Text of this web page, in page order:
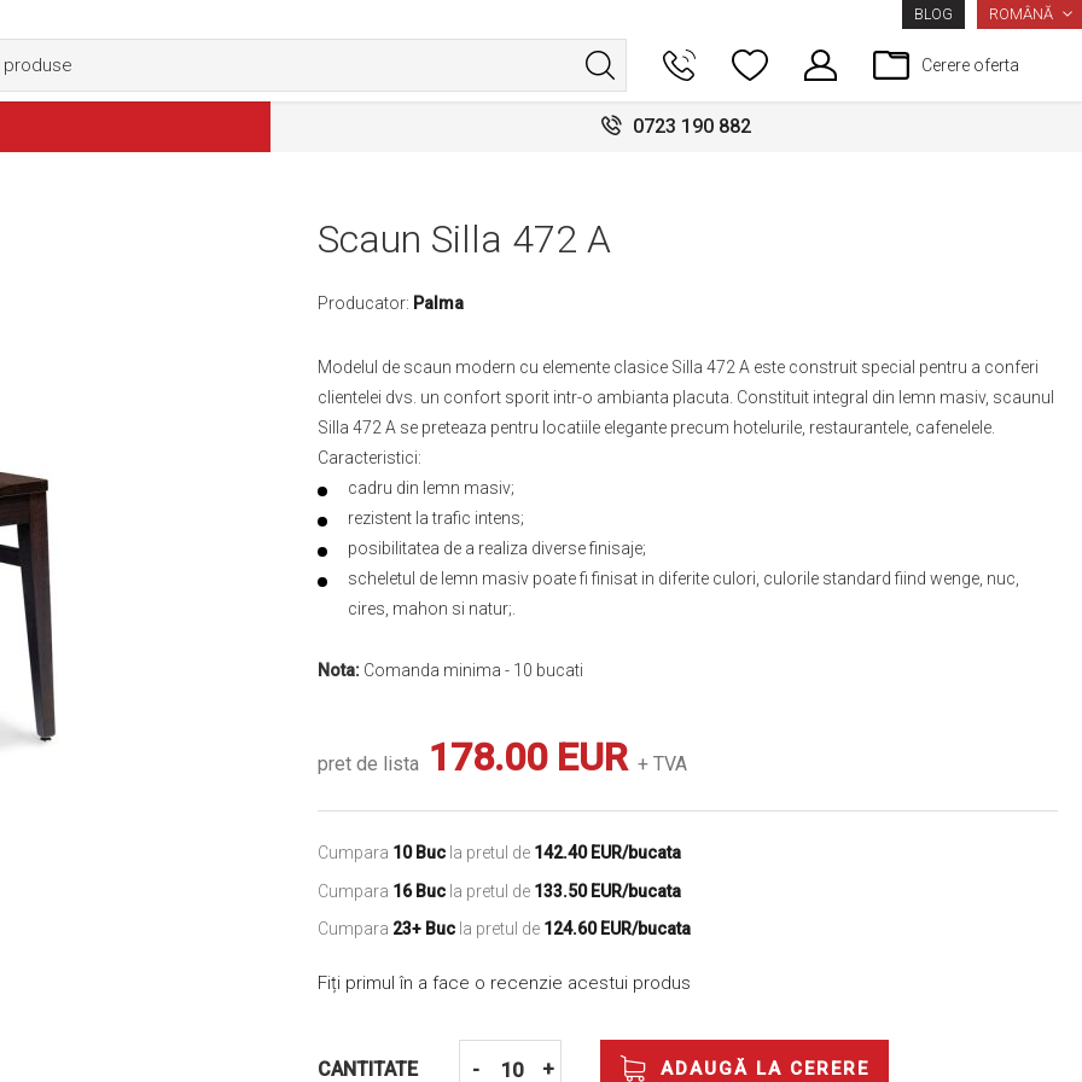
BLOG LIMBA
ROMÂNĂ
Cerere oferta
0723 190 882
Scaun Silla 472 A
Producator: Palma
Modelul de scaun modern cu elemente clasice Silla 472 A este construit special pentru a conferi
clientelei dvs. un confort sporit intr-o ambianta placuta. Constituit integral din lemn masiv, scaunul
Silla 472 A se preteaza pentru locatiile elegante precum hotelurile, restaurantele, cafenelele.
Caracteristici:
cadru din lemn masiv;
rezistent la trafic intens;
posibilitatea de a realiza diverse finisaje;
scheletul de lemn masiv poate fi finisat in diferite culori, culorile standard fiind wenge, nuc,
cires, mahon si natur;.
Nota: Comanda minima - 10 bucati
pret de lista 178.00 EUR+ TVA
Cumpara 10 Buc la pretul de 142.40 EUR/bucata
Cumpara 16 Buc la pretul de 133.50 EUR/bucata
Cumpara 23+ Buc la pretul de 124.60 EUR/bucata
Fiți primul în a face o recenzie acestui produs
CANTITATE - + ADAUGĂ LA CERERE